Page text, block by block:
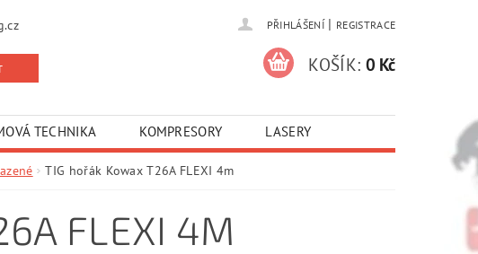
PŘIHLÁŠENÍ | REGISTRACE
KOŠÍK: 0 Kč
TECHNIKA KOMPRESORY
LASERY
TIG hořák Kowax T26A FLEXI 4m
FLEXI 4M